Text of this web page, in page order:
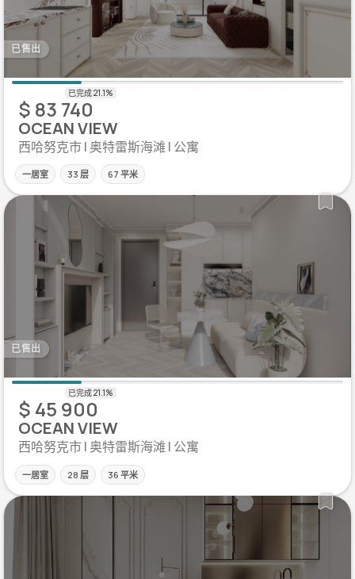
已售出
$ 83 740
OCEAN VIEW
西哈努克市 | 奥特雷斯海滩 | 公寓
一居室 33 层 67 平米
已售出
$ 45 900
OCEAN VIEW
西哈努克市 | 奥特雷斯海滩 | 公寓
一居室 28 层 36 平米